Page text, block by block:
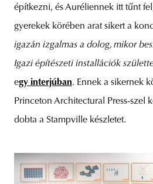
építkezni, és Auréliennek itt tűnt
gyerekek körében arat sikert a
igazán izgalmas a dolog, mikor
Igazi építészeti installációk
egy interjúban. Ennek a sikernek
Princeton Architectural Press-szel
dobta a Stampville készletet.